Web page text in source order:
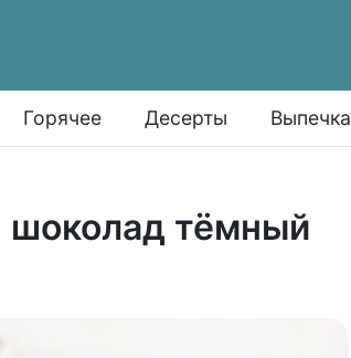
Горячее Десерты Выпечка
шоколад тёмный